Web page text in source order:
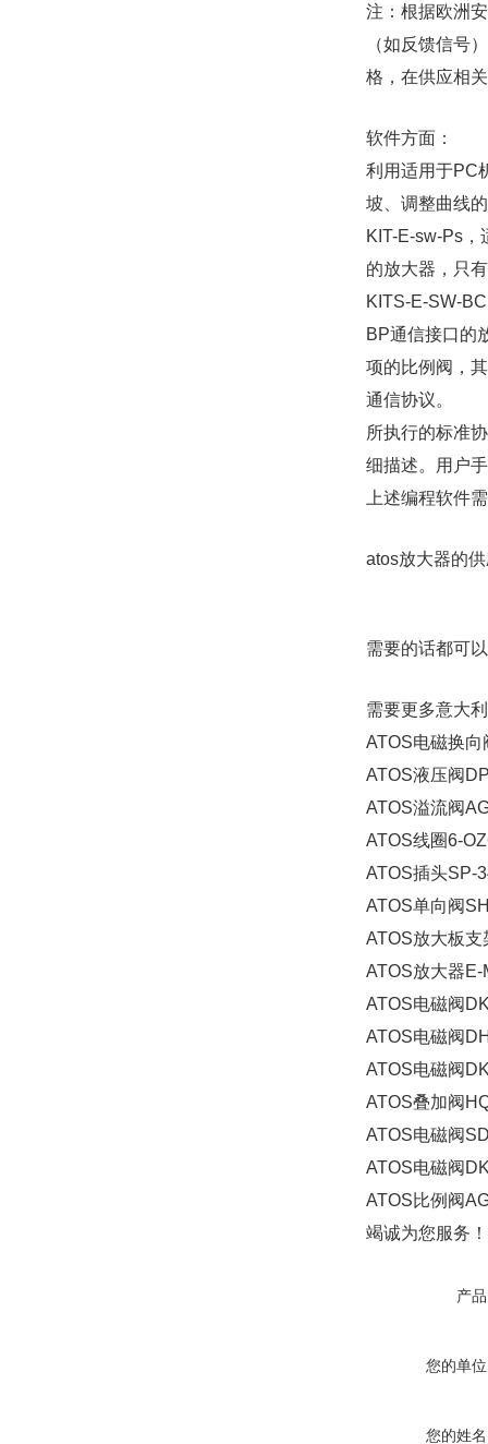
注：根据欧洲
（如反馈信号
格，在供应相
软件方面：
利用适用于PC
坡、调整曲线
KIT-E-sw-Ps
的放大器，只
KITS-E-SW-
BP通信接口的
项的比例阀，
通信协议。
所执行的标准
细描述。用户
上述编程软件
atos放大器的
需要的话都可
需要更多意大
ATOS电磁换
ATOS液压阀
ATOS溢流阀
ATOS线圈6-
ATOS插头SP-
ATOS单向阀
ATOS放大板支
ATOS放大器
ATOS电磁阀
ATOS电磁阀
ATOS电磁阀
ATOS叠加阀
ATOS电磁阀
ATOS电磁阀
ATOS比例阀
竭诚为您服务！
产
您的单
您的姓